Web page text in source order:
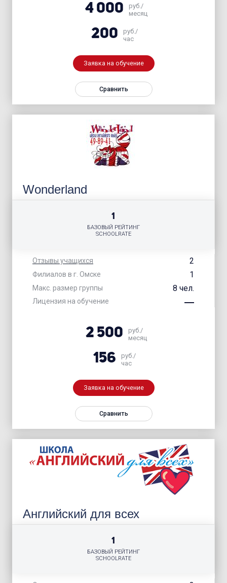
4 000
руб./
месяц
200
руб./
час
Заявка на обучение
Сравнить
Wonderland
Отзывы учащихся 2
Филиалов в г. Омске 1
Макс. размер группы 8 чел.
Лицензия на обучение
1
БАЗОВЫЙ РЕЙТИНГ
SCHOOLRATE
2 500
руб./
месяц
156
руб./
час
Заявка на обучение
Сравнить
Английский для всех
1
БАЗОВЫЙ РЕЙТИНГ
SCHOOLRATE